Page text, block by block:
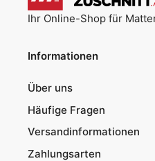
Ihr Online-Shop für
Informationen
Über uns
Häufige Fragen
Versandinformationen
Zahlungsarten